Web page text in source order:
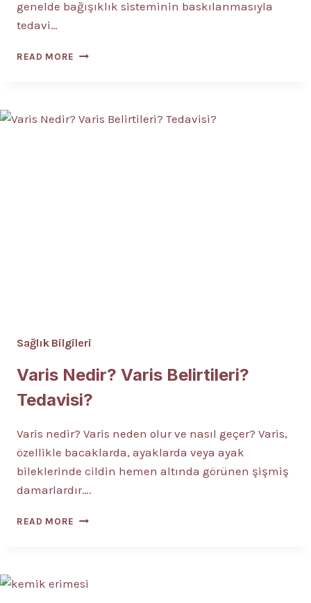
genelde bağışıklık sisteminin baskılanmasıyla
tedavi…
READ MORE OTOIMMÜN
MI?
Sağlık Bilgileri
Varis Nedir? Varis Belirtileri?
Tedavisi?
Varis nedir? Varis neden olur ve nasıl geçer? Varis,
özellikle bacaklarda, ayaklarda veya ayak
bileklerinde cildin hemen altında görünen şişmiş
damarlardır….
READ MORE VARIS